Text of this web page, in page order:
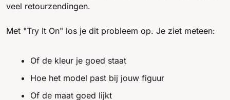
veel retourzendingen.
Met "Try It On" los je dit probleem op. Je ziet meteen:
Of de kleur je goed staat
Hoe het model past bij jouw figuur
Of de maat goed lijkt